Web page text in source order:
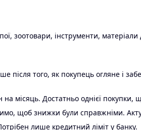
зоотовари, інструменти, матеріали
після того, як покупець огляне і
місяць. Достатньо однієї покупки,
щоб знижки були справжніми.
лише кредитний ліміт у банку.